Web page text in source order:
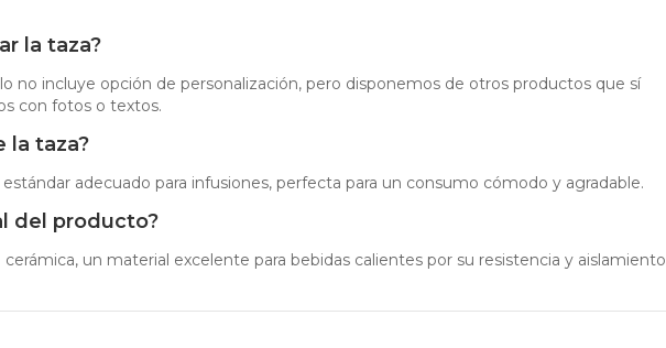
la taza?
no incluye opción de personalización, pero disponemos de otros productos que sí
con fotos o textos.
la taza?
adecuado para infusiones, perfecta para un consumo cómodo y agradable.
del producto?
un material excelente para bebidas calientes por su resistencia y aislamiento